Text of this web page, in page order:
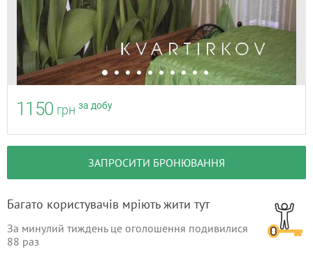
1150 грн за добу
ЗАПРОСИТИ БРОНЮВАННЯ
Багато користувачів мріють жити тут
За минулий тиждень це оголошення подивилися
88 раз